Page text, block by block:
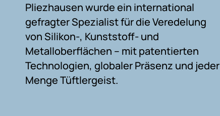
Pliezhausen wurde ein international
gefragter Spezialist für die Veredelung
von Silikon-, Kunststoff- und
Metalloberflächen – mit patentierten
Technologien, globaler Präsenz und jeder
Menge Tüftlergeist.